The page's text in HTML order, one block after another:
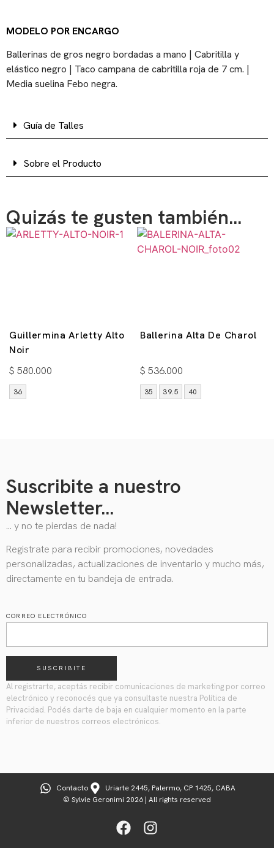
MODELO POR ENCARGO
Ballerinas de gros negro bordadas a mano | Cabritilla y
elástico negro | Taco campana de cabritilla roja de 7 cm. |
Media suelina Febo negra.
Guía de Talles
Sobre el Producto
Quizás te gusten también...
Guillermina Arletty Alto
Noir
$ 580.000
36
Ballerina Alta De Charol
$ 536.000
35 39.5 40
Suscribite a nuestro
Newsletter...
… y no te pierdas de nada!
Registrate para recibir promociones, novedades
personalizadas, actualizaciones de inventario y mucho más,
directamente en tu bandeja de entrada.
CORREO ELECTRÓNICO
SUSCRIBITE
Al registrarte, aceptás recibir comunicaciones de marketing por correo
electrónico y reconocés que ya consultaste nuestra Política de
Privacidad. Podés darte de baja en cualquier momento en la parte
inferior de nuestros correos electrónicos.
Contacto
Uriarte 2445, Palermo, CP 1425, CABA
© Sylvie Geronimi 2026 | All rights reserved